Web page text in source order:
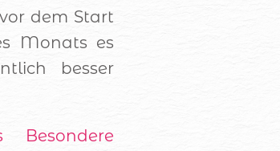
dem Start
Monats es
besser
Besondere